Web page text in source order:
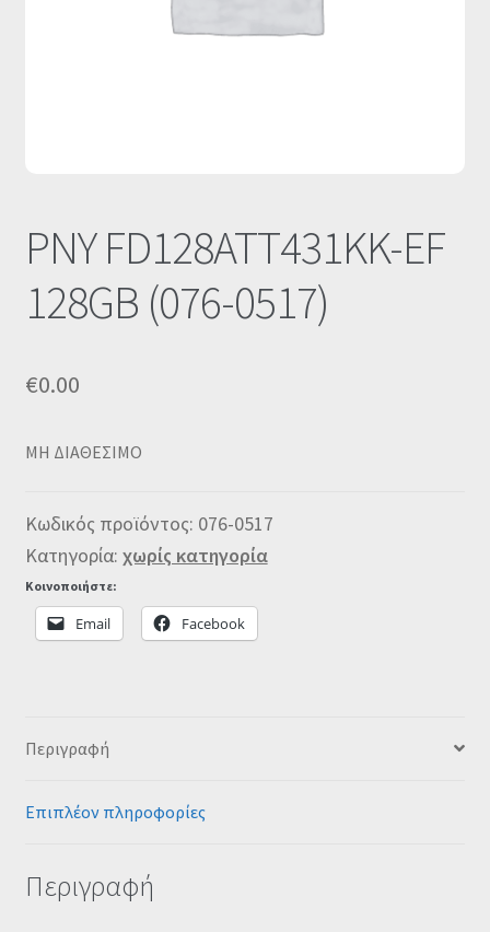
PNY FD128ATT431KK-EF
128GB (076-0517)
€0.00
MΗ ΔΙΑΘΕΣΙΜΟ
Κωδικός προϊόντος: 076-0517
Κατηγορία: χωρίς κατηγορία
Κοινοποιήστε:
Email Facebook
Περιγραφή
Επιπλέον πληροφορίες
Περιγραφή